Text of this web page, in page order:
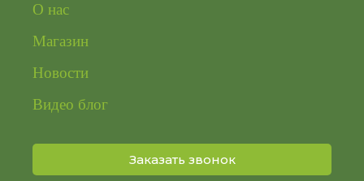
О нас
Магазин
Новости
Видео блог
Заказать звонок